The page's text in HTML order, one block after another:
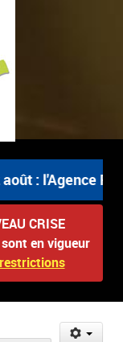
août : l'Agence
CRISE
en vigueur